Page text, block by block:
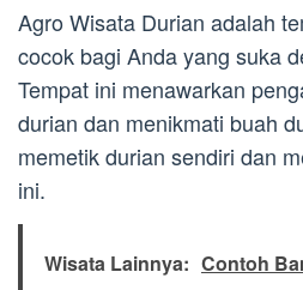
Agro Wisata Durian adalah
cocok bagi Anda yang suka
Tempat ini menawarkan
durian dan menikmati buah
memetik durian sendiri dan
ini.
Wisata Lainnya: Contoh